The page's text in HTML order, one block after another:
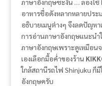
ภาษาอังกฤษซะงั้น … ลองใ
อาหารชื่อดังหลากหลายประ
อธิบายเมนูต่างๆ จึงลดปัญหา
การอ่านภาษาอังกฤษแนะนำ
ภาษาอังกฤษเพราะดูเหมือน
เองเลือกมื้อค่ำของร้าน
ใกล้สถานีรถไฟ Shinjuku ก็
อังกฤษครับ